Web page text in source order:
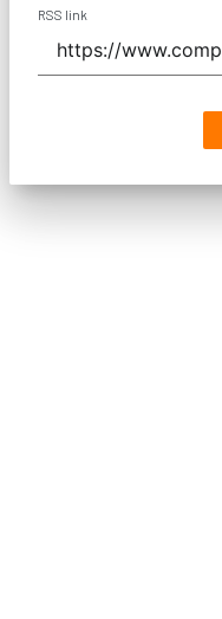
RSS link